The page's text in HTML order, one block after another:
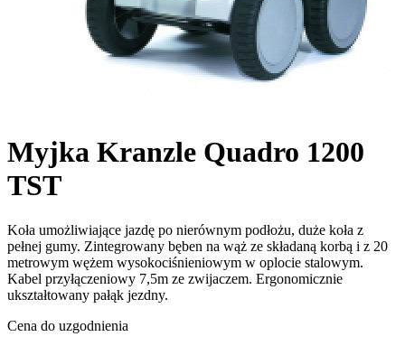
Myjka Kranzle Quadro 1200
TST
Koła umożliwiające jazdę po nierównym podłożu, duże koła z
pełnej gumy. Zintegrowany bęben na wąż ze składaną korbą i z 20
metrowym wężem wysokociśnieniowym w oplocie stalowym.
Kabel przyłączeniowy 7,5m ze zwijaczem. Ergonomicznie
ukształtowany pałąk jezdny.
Cena do uzgodnienia